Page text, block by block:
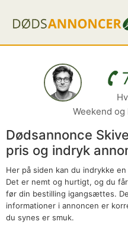
Weekend
Dødsannonce
pris og indryk
Her på siden kan du indrykke
Det er nemt og hurtigt, og du
før din bestilling igangsættes.
informationer i annoncen er
du synes er smuk.